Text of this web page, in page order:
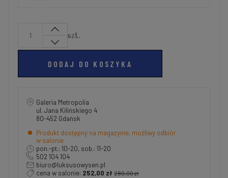
szt.
DODAJ DO KOSZYKA
Galeria Metropolia
ul. Jana Kilińskiego 4
80-452 Gdańsk
Produkt dostępny na magazynie, możliwy odbiór
w salonie
pon.-pt.: 10-20, sob.: 11-20
502 104 104
biuro@luksusowysen.pl
cena w salonie: 252,00 zł 280,00 zł